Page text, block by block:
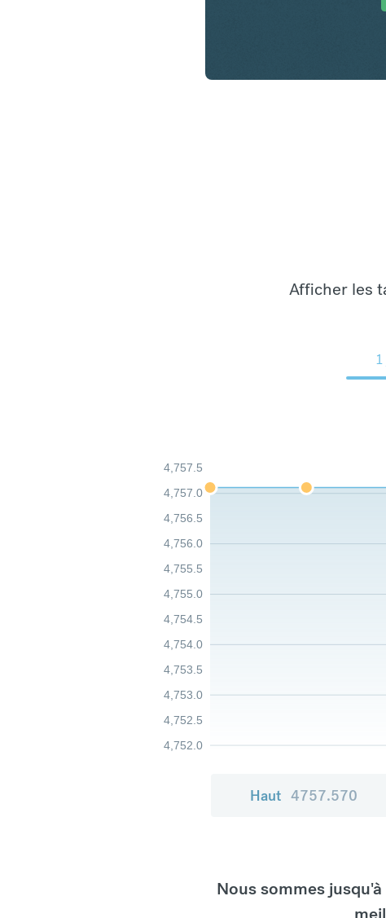
Afficher les
4,752.0
4,752.5
4,753.0
4,753.5
4,754.0
4,754.5
4,755.0
4,755.5
4,756.0
4,756.5
4,757.0
4,757.5
Haut 4757.570
Nous sommes